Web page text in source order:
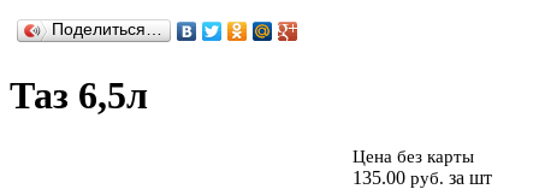
Поделиться…
Таз 6,5л
Цена без карты
135.00 руб. за шт